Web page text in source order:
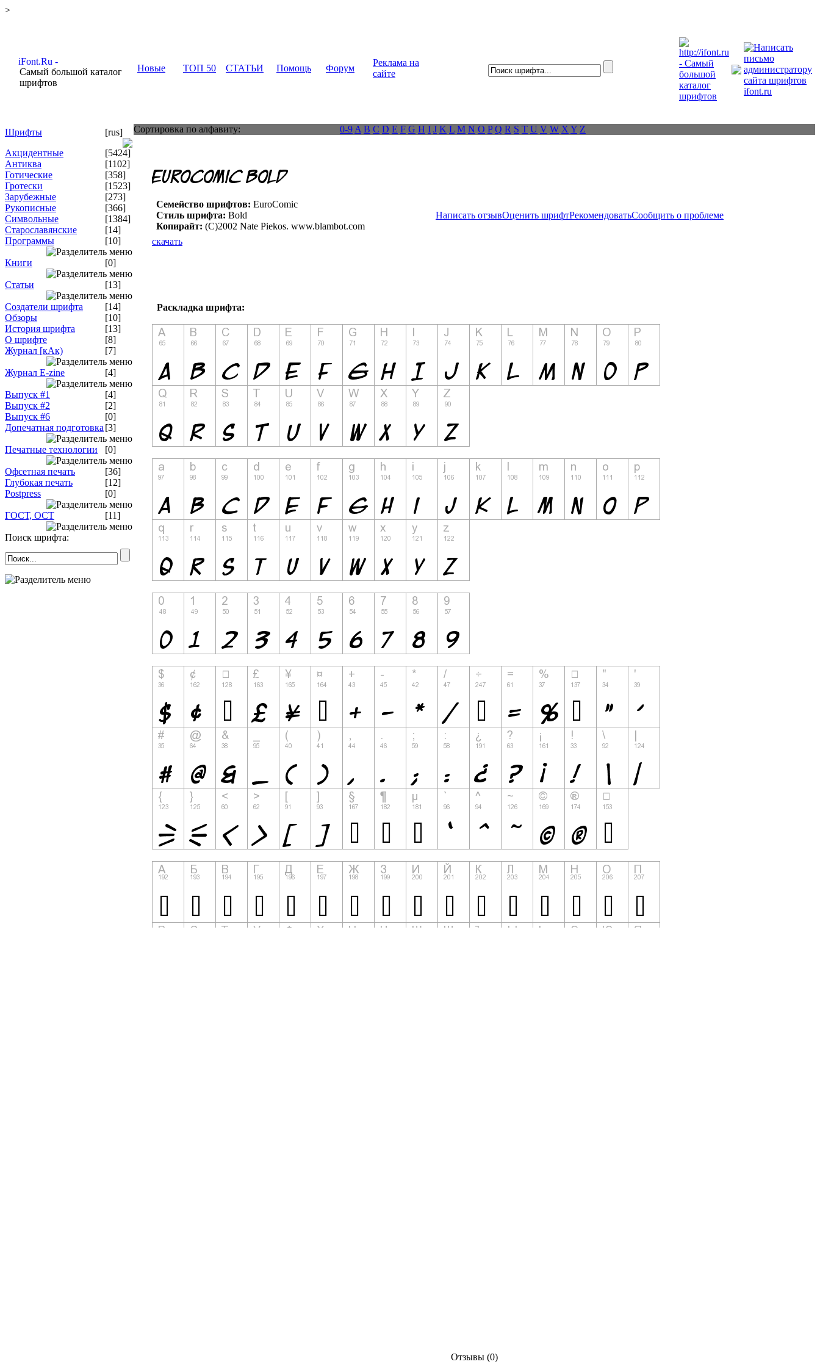
>
Самый большой каталог
шрифтов
Новые ТОП 50 СТАТЬИ Помощь Форум
Реклама на
сайте
Шрифты
[rus]
Акцидентные
[5424]
Антиква
[1102]
Готические
[358]
Гротески
[1523]
Зарубежные
[273]
Рукописные
[366]
Символьные
[1384]
Старославянские
[14]
Программы
[10]
Книги [0]
Статьи [13]
Создатели шрифта
[14]
Обзоры
[10]
История шрифта
[13]
О шрифте
[8]
Журнал [кАк)
[7]
Журнал E-zine [4]
Выпуск #1
[4]
Выпуск #2
[2]
Выпуск #6
[0]
Допечатная подготовка [3]
Печатные технологии [0]
Офсетная печать
[36]
Глубокая печать
[12]
Postpress
[0]
ГОСТ, ОСТ [11]
Поиск шрифта:
Сортировка по алфавиту: 0-9 A B C D E F G H I J K L M N O P Q R S T U V W X Y Z
Семейство шрифтов: EuroComic
Стиль шрифта: Bold
Копирайт: (C)2002 Nate Piekos. www.blambot.com
Написать отзывОценить шрифтРекомендоватьСообщить о проблеме
скачать
Раскладка шрифта:
Отзывы (0)